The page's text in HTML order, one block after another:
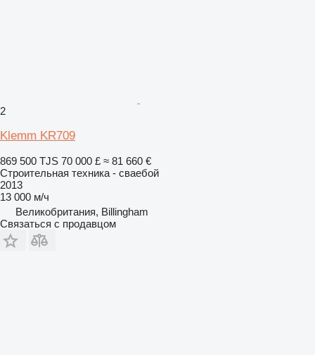
2
Klemm KR709
869 500 TJS 70 000 £ ≈ 81 660 €
Строительная техника - сваебой
2013
13 000 м/ч
Великобритания, Billingham
Связаться с продавцом